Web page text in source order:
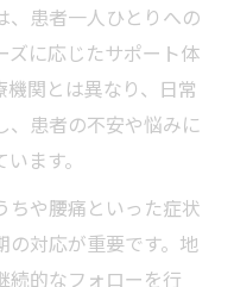
、患者一人ひとりへの
ズに応じたサポート体
関とは異なり、日常
、患者の不安や悩みに
ます。
ちや腰痛といった症状
の対応が重要です。地
続的なフォローを行